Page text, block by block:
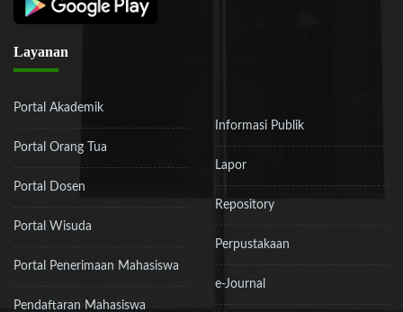
Layanan
Portal Akademik
Portal Orang Tua
Portal Dosen
Portal Wisuda
Portal Penerimaan Mahasiswa
Pendaftaran Mahasiswa
Informasi Publik
Lapor
Repository
Perpustakaan
e-Journal